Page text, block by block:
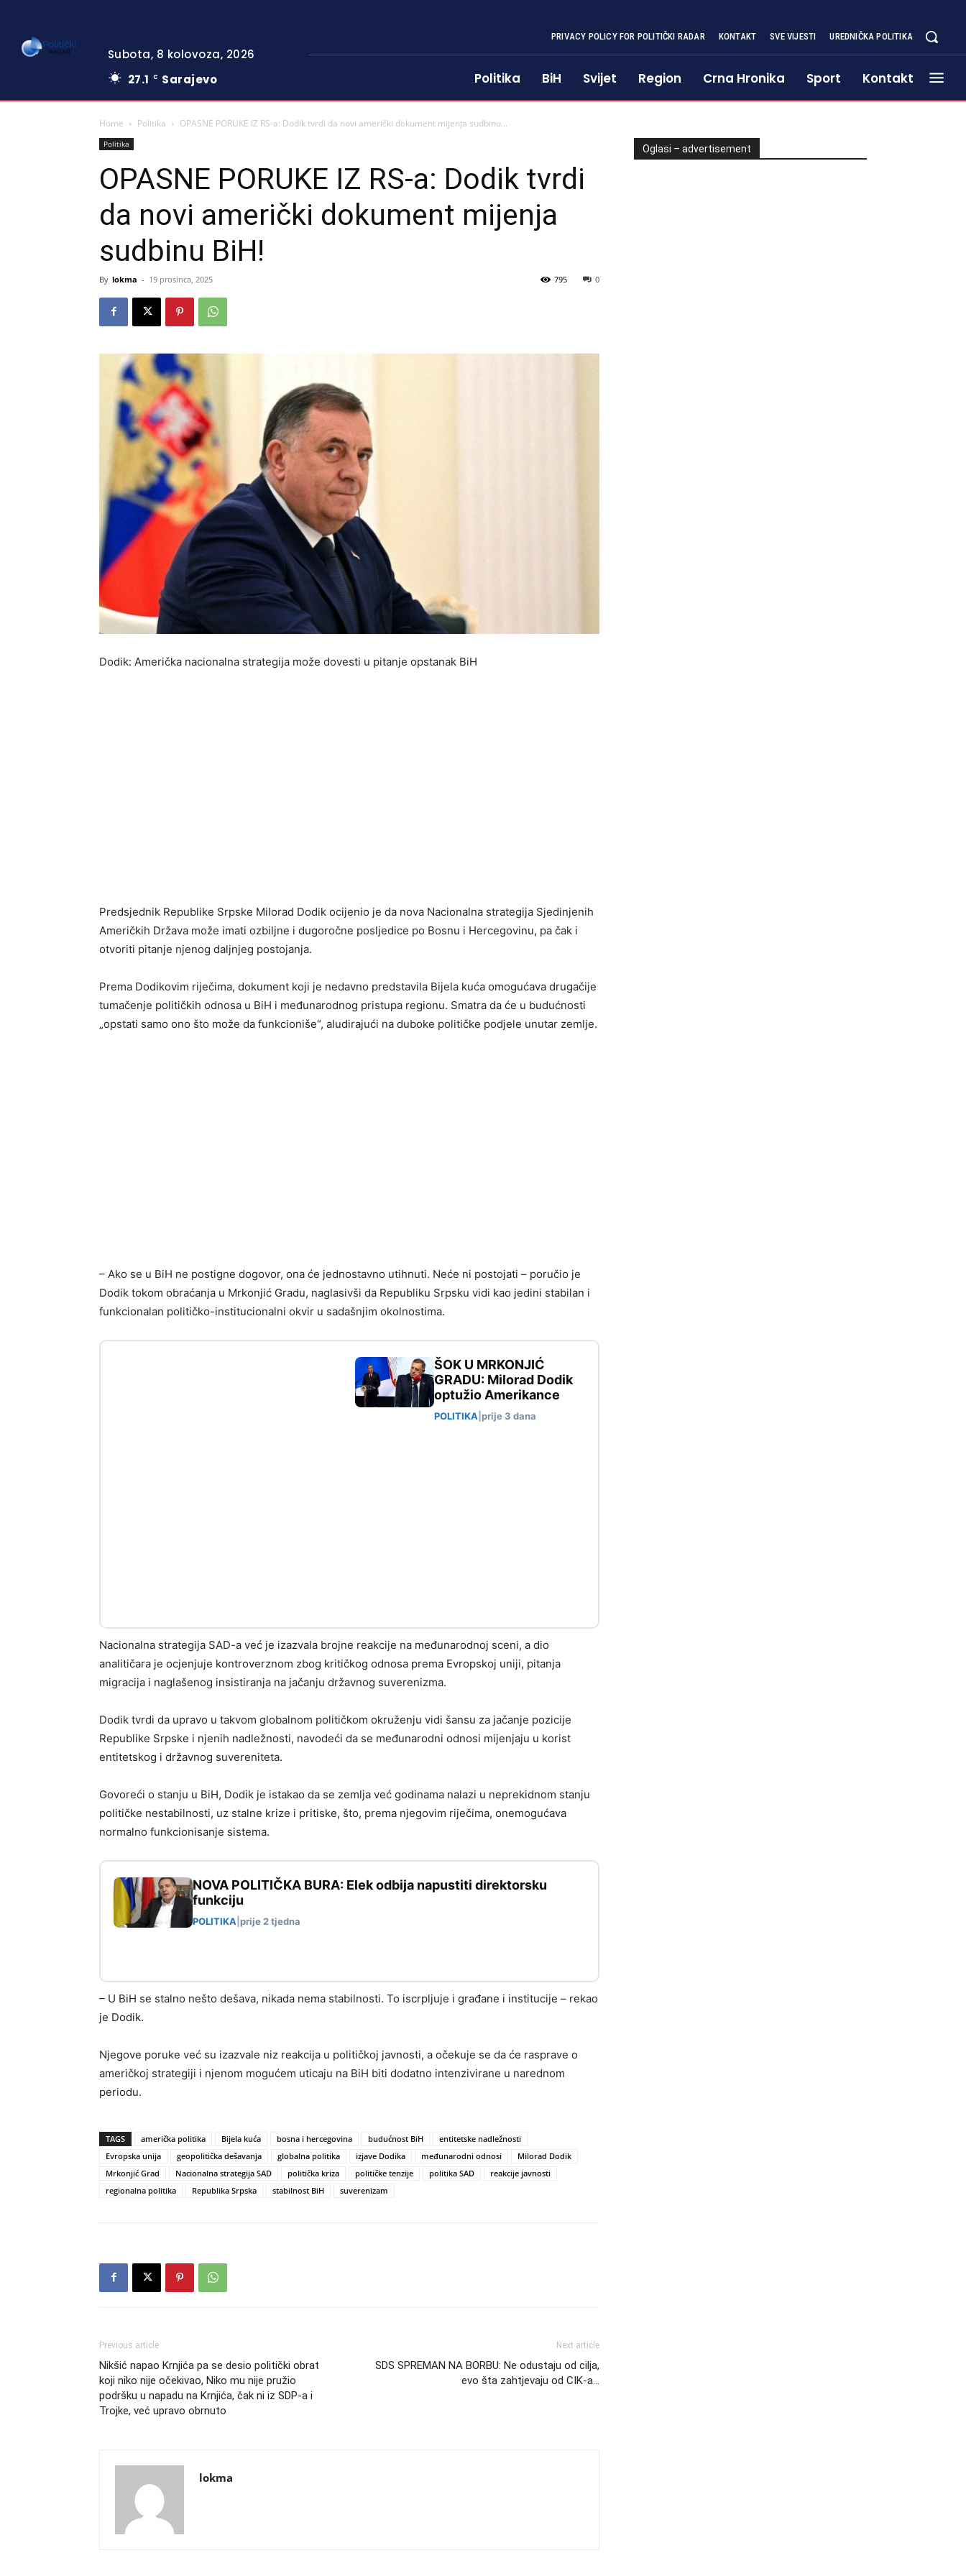
Subota, 8 kolovoza, 2026
27.1
C Sarajevo
PRIVACY POLICY FOR POLITIČKI RADAR KONTAKT SVE VIJESTI UREDNIČKA POLITIKA
Politika BiH Svijet Region Crna Hronika Sport Kontakt
Home Politika OPASNE PORUKE IZ RS-a: Dodik tvrdi da novi američki dokument mijenja sudbinu...
Politika
OPASNE PORUKE IZ RS-a: Dodik tvrdi
da novi američki dokument mijenja
sudbinu BiH!
By lokma - 19 prosinca, 2025 0
795
Dodik: Američka nacionalna strategija može dovesti u pitanje opstanak BiH
Predsjednik Republike Srpske Milorad Dodik ocijenio je da nova Nacionalna strategija Sjedinjenih
Američkih Država može imati ozbiljne i dugoročne posljedice po Bosnu i Hercegovinu, pa čak i
otvoriti pitanje njenog daljnjeg postojanja.
Prema Dodikovim riječima, dokument koji je nedavno predstavila Bijela kuća omogućava drugačije
tumačenje političkih odnosa u BiH i međunarodnog pristupa regionu. Smatra da će u budućnosti
„opstati samo ono što može da funkcioniše“, aludirajući na duboke političke podjele unutar zemlje.
– Ako se u BiH ne postigne dogovor, ona će jednostavno utihnuti. Neće ni postojati – poručio je
Dodik tokom obraćanja u Mrkonjić Gradu, naglasivši da Republiku Srpsku vidi kao jedini stabilan i
funkcionalan političko-institucionalni okvir u sadašnjim okolnostima.
ŠOK U MRKONJIĆ
GRADU: Milorad Dodik
optužio Amerikance
POLITIKA prije 3 dana
Nacionalna strategija SAD-a već je izazvala brojne reakcije na međunarodnoj sceni, a dio
analitičara je ocjenjuje kontroverznom zbog kritičkog odnosa prema Evropskoj uniji, pitanja
migracija i naglašenog insistiranja na jačanju državnog suverenizma.
Dodik tvrdi da upravo u takvom globalnom političkom okruženju vidi šansu za jačanje pozicije
Republike Srpske i njenih nadležnosti, navodeći da se međunarodni odnosi mijenjaju u korist
entitetskog i državnog suvereniteta.
Govoreći o stanju u BiH, Dodik je istakao da se zemlja već godinama nalazi u neprekidnom stanju
političke nestabilnosti, uz stalne krize i pritiske, što, prema njegovim riječima, onemogućava
normalno funkcionisanje sistema.
NOVA POLITIČKA BURA: Elek odbija napustiti direktorsku
funkciju
POLITIKA prije 2 tjedna
– U BiH se stalno nešto dešava, nikada nema stabilnosti. To iscrpljuje i građane i institucije – rekao
je Dodik.
Njegove poruke već su izazvale niz reakcija u političkoj javnosti, a očekuje se da će rasprave o
američkoj strategiji i njenom mogućem uticaju na BiH biti dodatno intenzivirane u narednom
periodu.
TAGS američka politika Bijela kuća bosna i hercegovina budućnost BiH
entitetske nadležnosti
Evropska unija
geopolitička dešavanja globalna politika izjave Dodika međunarodni odnosi
Milorad Dodik
Mrkonjić Grad
Nacionalna strategija SAD politička kriza političke tenzije politika SAD
reakcije javnosti
regionalna politika
Republika Srpska stabilnost BiH suverenizam
Previous article
Nikšić napao Krnjića pa se desio politički obrat
koji niko nije očekivao, Niko mu nije pružio
podršku u napadu na Krnjića, čak ni iz SDP-a i
Trojke, već upravo obrnuto
Next article
SDS SPREMAN NA BORBU: Ne odustaju od cilja,
evo šta zahtjevaju od CIK-a…
lokma
Oglasi – advertisement